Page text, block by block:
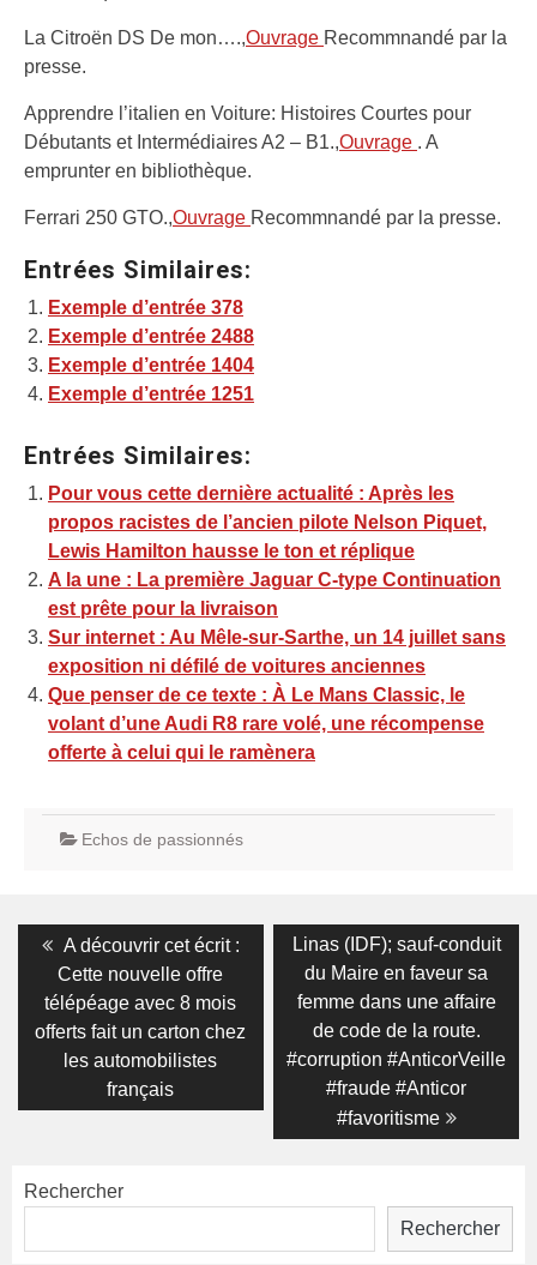
La Citroën DS De mon….,Ouvrage Recommnandé par la
presse.
Apprendre l’italien en Voiture: Histoires Courtes pour
Débutants et Intermédiaires A2 – B1.,Ouvrage . A
emprunter en bibliothèque.
Ferrari 250 GTO.,Ouvrage Recommnandé par la presse.
Entrées Similaires:
Exemple d’entrée 378
Exemple d’entrée 2488
Exemple d’entrée 1404
Exemple d’entrée 1251
Entrées Similaires:
Pour vous cette dernière actualité : Après les
propos racistes de l’ancien pilote Nelson Piquet,
Lewis Hamilton hausse le ton et réplique
A la une : La première Jaguar C-type Continuation
est prête pour la livraison
Sur internet : Au Mêle-sur-Sarthe, un 14 juillet sans
exposition ni défilé de voitures anciennes
Que penser de ce texte : À Le Mans Classic, le
volant d’une Audi R8 rare volé, une récompense
offerte à celui qui le ramènera
Echos de passionnés
Navigation
l’article
Previous
post:
A découvrir cet écrit :
Cette nouvelle offre
télépéage avec 8 mois
offerts fait un carton chez
les automobilistes
français
Next
post:
Linas (IDF); sauf-conduit
du Maire en faveur sa
femme dans une affaire
de code de la route.
#corruption #AnticorVeille
#fraude #Anticor
#favoritisme
Rechercher
Rechercher